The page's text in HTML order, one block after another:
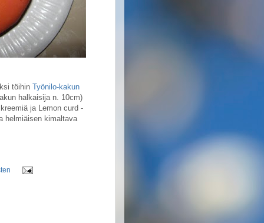
töihin Työnilo-kakun
halkaisija n. 10cm)
ja Lemon curd -
helmiäisen kimaltava